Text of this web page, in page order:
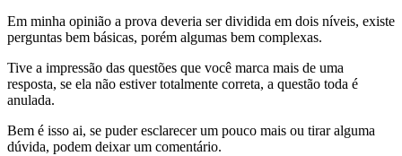
Em minha opinião a prova deveria ser dividida em dois níveis, existe
perguntas bem básicas, porém algumas bem complexas.
Tive a impressão das questões que você marca mais de uma
resposta, se ela não estiver totalmente correta, a questão toda é
anulada.
Bem é isso ai, se puder esclarecer um pouco mais ou tirar alguma
dúvida, podem deixar um comentário.